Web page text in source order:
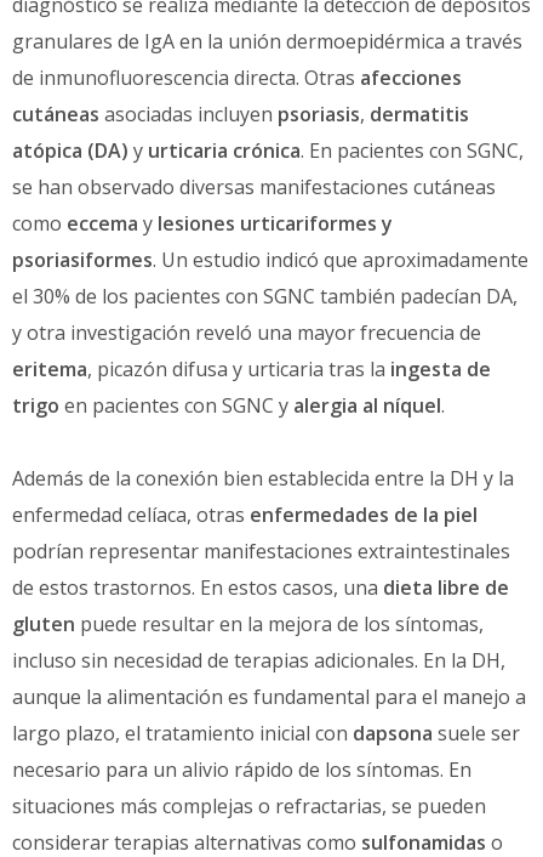
granulares de IgA en la unión dermoepidérmica a través
de inmunofluorescencia directa. Otras afecciones
cutáneas asociadas incluyen psoriasis, dermatitis
atópica (DA) y urticaria crónica. En pacientes con SGNC,
se han observado diversas manifestaciones cutáneas
como eccema y lesiones urticariformes y
psoriasiformes. Un estudio indicó que aproximadamente
el 30% de los pacientes con SGNC también padecían DA,
y otra investigación reveló una mayor frecuencia de
eritema, picazón difusa y urticaria tras la ingesta de
trigo en pacientes con SGNC y alergia al níquel.
Además de la conexión bien establecida entre la DH y la
enfermedad celíaca, otras enfermedades de la piel
podrían representar manifestaciones extraintestinales
de estos trastornos. En estos casos, una dieta libre de
gluten puede resultar en la mejora de los síntomas,
incluso sin necesidad de terapias adicionales. En la DH,
aunque la alimentación es fundamental para el manejo a
largo plazo, el tratamiento inicial con dapsona suele ser
necesario para un alivio rápido de los síntomas. En
situaciones más complejas o refractarias, se pueden
considerar terapias alternativas como sulfonamidas o